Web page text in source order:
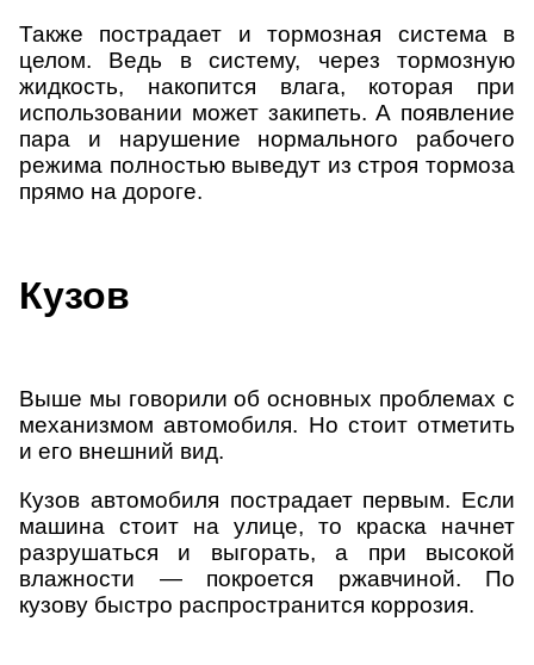
Также пострадает и тормозная система в
целом. Ведь в систему, через тормозную
жидкость, накопится влага, которая при
использовании может закипеть. А появление
пара и нарушение нормального рабочего
режима полностью выведут из строя тормоза
прямо на дороге.
Кузов
Выше мы говорили об основных проблемах с
механизмом автомобиля. Но стоит отметить
и его внешний вид.
Кузов автомобиля пострадает первым. Если
машина стоит на улице, то краска начнет
разрушаться и выгорать, а при высокой
влажности — покроется ржавчиной. По
кузову быстро распространится коррозия.